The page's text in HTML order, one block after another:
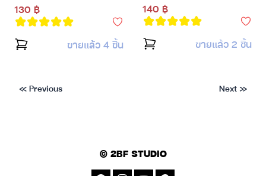
130 ฿
ขายแล้ว 4 ชิ้น
140 ฿
ขายแล้ว 2 ชิ้น
« Previous Next »
© 2BF STUDIO